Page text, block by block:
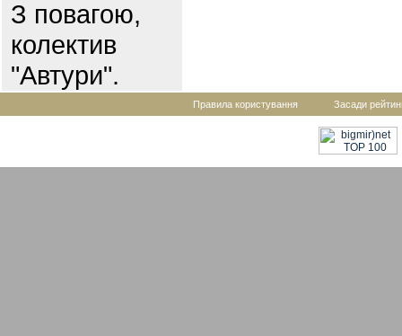
З повагою,
колектив
"Автури".
Правила користування Засади